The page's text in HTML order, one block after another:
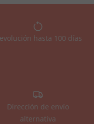
hasta 100 días
Dirección de envío
alternativa